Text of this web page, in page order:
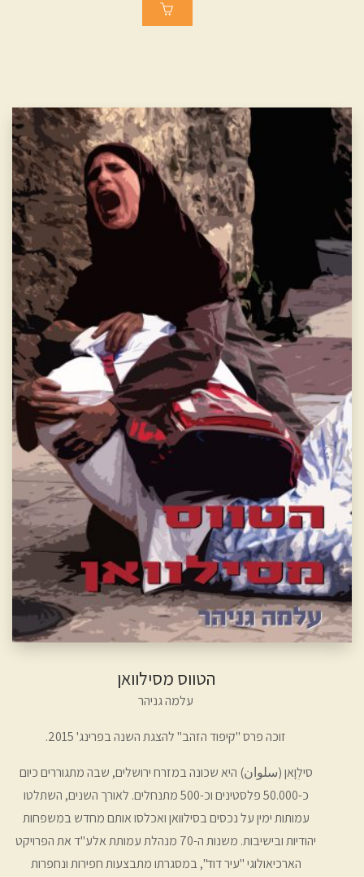
הטווס מסילוואן
עלמה גניהר
זוכה פרס "קיפוד הזהב" להצגת השנה בפרינג' 2015.
סילְוָאן (سلوان) היא שכונה במזרח ירושלים, שבה מתגוררים כיום
כ-50.000 פלסטינים וכ-500 מתנחלים. לאורך השנים, השתלטו
עמותות ימין על נכסים בסילוואן ואכלסו אותם מחדש במשפחות
יהודיות ובישיבות. משנות ה-70 מנהלת עמותת אלע"ד את הפרויקט
הארכיאולוגי "עיר דוד", במסגרתו מתבצעות חפירות ונחפרות